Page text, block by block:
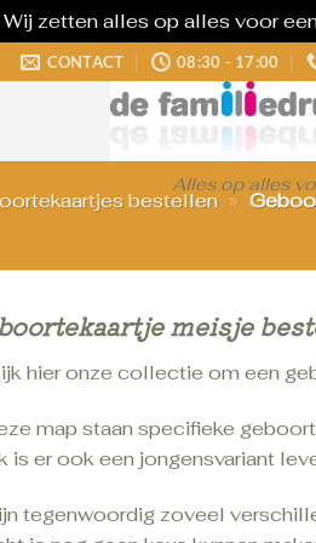
Wij zetten alles op alles voor
CONTACT 08:30 - 17:00
Alles op alles
bestellen »
meisje
hier onze collectie om een
map staan specifieke
is er ook een jongensvariant
tegenwoordig zoveel